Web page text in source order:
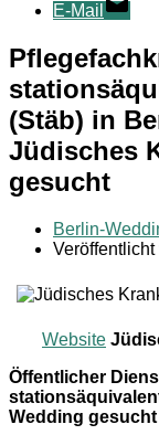
E-Mail
(Stäb) in
Jüdisches
gesucht
Berlin-
Website
Öffentlicher
Wedding gesucht